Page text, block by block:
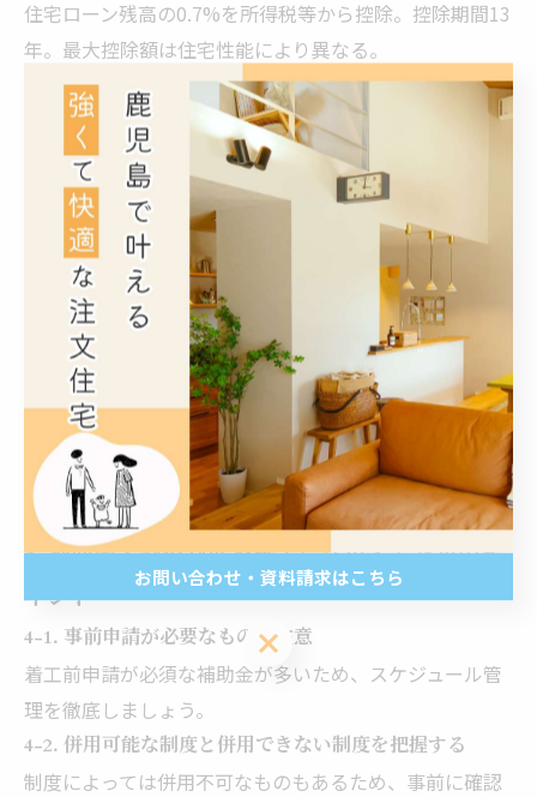
住宅ローン残高の0.7%を所得税等から控除。控除期間13
年。最大控除額は住宅性能により異なる。
▶️ 国土交通省｜住宅ローン減税
3-2. 登録免許税の軽減措置
所有権保存登記の登録免許税が0.1％に軽減される特例制
▶️ 法務省｜登録免許税の軽減
3-3. 不動産取得税の軽減措置
新築住宅取得時、課税標準額から1,200万円（長期優良
住宅なら1,300万円）控除。
▶️ 鹿児島県｜不動産取得税の軽減
3-4. 固定資産税の減額措置
新築から3年間（長期優良住宅は5年間）、固定資産税が
1/2に減額。
▶️ 総務省｜固定資産税減額特例
4. 補助金・減税制度を確実に活用するためのポ
イント
4-1. 事前申請が必要なものに注意
着工前申請が必須な補助金が多いため、スケジュール管
理を徹底しましょう。
4-2. 併用可能な制度と併用できない制度を把握する
制度によっては併用不可なものもあるため、事前に確認
お問い合わせ・資料請求はこちら
お問い合わせ・資料請求はこちら